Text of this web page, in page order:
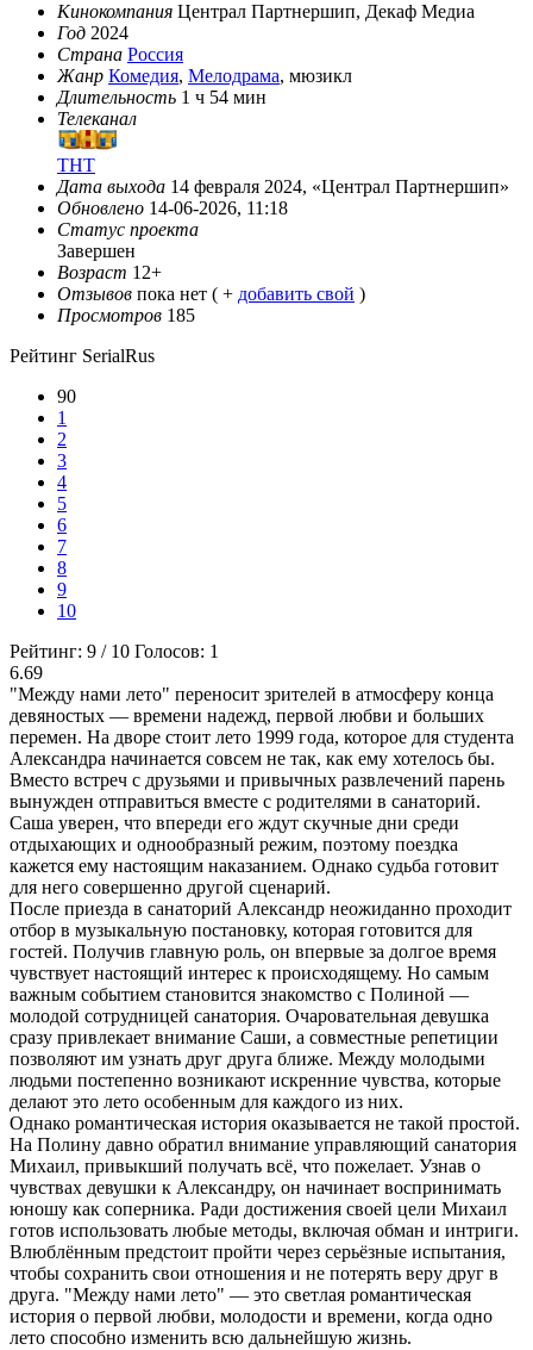
Кинокомпания Централ Партнершип, Декаф Медиа
Год 2024
Страна Россия
Жанр Комедия, Мелодрама, мюзикл
Длительность 1 ч 54 мин
Телеканал
ТНТ
Дата выхода 14 февраля 2024, «Централ Партнершип»
Обновлено 14-06-2026, 11:18
Статус проекта
Завершен
Возраст 12+
Отзывов пока нет ( + добавить свой )
Просмотров 185
Рейтинг SerialRus
90
1
2
3
4
5
6
7
8
9
10
Рейтинг: 9 / 10 Голосов: 1
6.69
"Между нами лето" переносит зрителей в атмосферу конца
девяностых — времени надежд, первой любви и больших
перемен. На дворе стоит лето 1999 года, которое для студента
Александра начинается совсем не так, как ему хотелось бы.
Вместо встреч с друзьями и привычных развлечений парень
вынужден отправиться вместе с родителями в санаторий.
Саша уверен, что впереди его ждут скучные дни среди
отдыхающих и однообразный режим, поэтому поездка
кажется ему настоящим наказанием. Однако судьба готовит
для него совершенно другой сценарий.
После приезда в санаторий Александр неожиданно проходит
отбор в музыкальную постановку, которая готовится для
гостей. Получив главную роль, он впервые за долгое время
чувствует настоящий интерес к происходящему. Но самым
важным событием становится знакомство с Полиной —
молодой сотрудницей санатория. Очаровательная девушка
сразу привлекает внимание Саши, а совместные репетиции
позволяют им узнать друг друга ближе. Между молодыми
людьми постепенно возникают искренние чувства, которые
делают это лето особенным для каждого из них.
Однако романтическая история оказывается не такой простой.
На Полину давно обратил внимание управляющий санатория
Михаил, привыкший получать всё, что пожелает. Узнав о
чувствах девушки к Александру, он начинает воспринимать
юношу как соперника. Ради достижения своей цели Михаил
готов использовать любые методы, включая обман и интриги.
Влюблённым предстоит пройти через серьёзные испытания,
чтобы сохранить свои отношения и не потерять веру друг в
друга. "Между нами лето" — это светлая романтическая
история о первой любви, молодости и времени, когда одно
лето способно изменить всю дальнейшую жизнь.